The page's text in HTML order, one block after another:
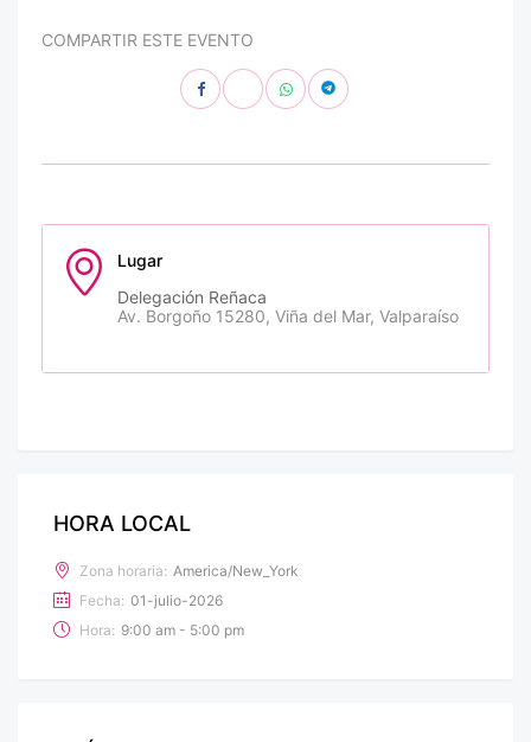
COMPARTIR ESTE EVENTO
Lugar
Delegación Reñaca
Av. Borgoño 15280, Viña del Mar, Valparaíso
HORA LOCAL
Zona horaria: America/New_York
Fecha: 01-julio-2026
Hora: 9:00 am - 5:00 pm